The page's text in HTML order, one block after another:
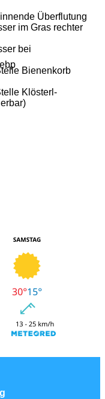
Überflutung
im Gras rechter
bei
Bienenkorb
Klösterl-